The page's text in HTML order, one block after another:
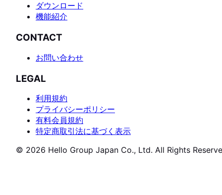
ダウンロード
機能紹介
CONTACT
お問い合わせ
LEGAL
利用規約
プライバシーポリシー
有料会員規約
特定商取引法に基づく表示
© 2026 Hello Group Japan Co., Ltd. All Rights